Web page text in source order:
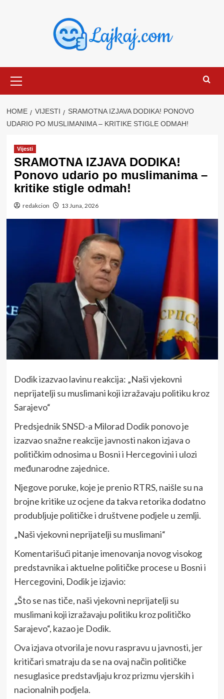
Menu
HOME VIJESTI
SRAMOTNA IZJAVA DODIKA! PONOVO
UDARIO PO MUSLIMANIMA – KRITIKE STIGLE ODMAH!
Vijesti
SRAMOTNA IZJAVA DODIKA!
Ponovo udario po muslimanima –
kritike stigle odmah!
redakcion 13 Juna, 2026
Dodik izazvao lavinu reakcija: „Naši vjekovni
neprijatelji su muslimani koji izražavaju politiku kroz
Sarajevo“
Predsjednik SNSD-a Milorad Dodik ponovo je
izazvao snažne reakcije javnosti nakon izjava o
političkim odnosima u Bosni i Hercegovini i ulozi
međunarodne zajednice.
Njegove poruke, koje je prenio RTRS, naišle su na
brojne kritike uz ocjene da takva retorika dodatno
produbljuje političke i društvene podjele u zemlji.
„Naši vjekovni neprijatelji su muslimani“
Komentarišući pitanje imenovanja novog visokog
predstavnika i aktuelne političke procese u Bosni i
Hercegovini, Dodik je izjavio:
„Što se nas tiče, naši vjekovni neprijatelji su
muslimani koji izražavaju politiku kroz političko
Sarajevo“, kazao je Dodik.
Ova izjava otvorila je novu raspravu u javnosti, jer
kritičari smatraju da se na ovaj način političke
nesuglasice predstavljaju kroz prizmu vjerskih i
nacionalnih podjela.